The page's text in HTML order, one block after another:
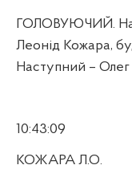
ГОЛОВУЮЧИЙ.
Леонід Кожара,
Наступний – Олег
10:43:09
КОЖАРА Л.О.